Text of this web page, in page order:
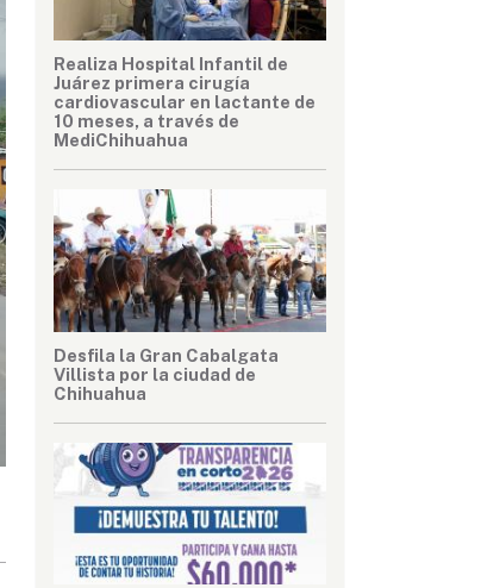
Realiza Hospital Infantil de
Juárez primera cirugía
cardiovascular en lactante de
10 meses, a través de
MediChihuahua
Desfila la Gran Cabalgata
Villista por la ciudad de
Chihuahua